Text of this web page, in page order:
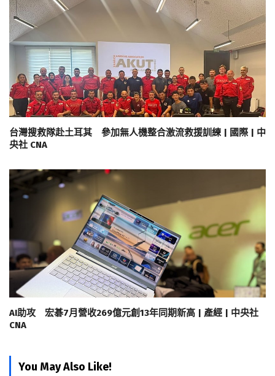
台灣搜救隊赴土耳其 參加無人機整合激流救援訓練 | 國際 | 中
央社 CNA
AI助攻 宏碁7月營收269億元創13年同期新高 | 產經 | 中央社
CNA
You May Also Like!